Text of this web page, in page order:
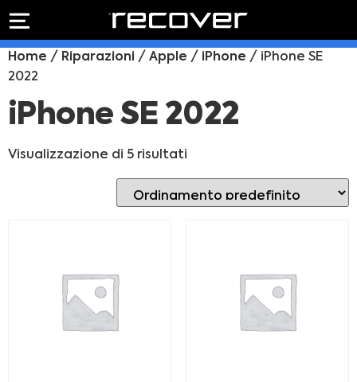
Preventivo online
PREVENTIVO RIPARAZIONE
Rivenditori B2B
PREVENTIVO
online
RIPARAZIONE
Riparazione
schermo
Home / Riparazioni / Apple / iPhone / iPhone SE
2022
iPhone SE 2022
Visualizzazione di 5 risultati